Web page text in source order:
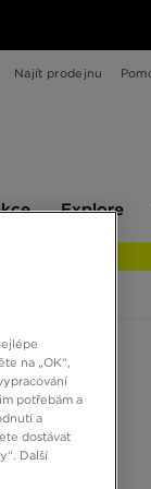
Najít prodejnu
Explore
na „OK“,
potřebám a
a
dostávat
Další